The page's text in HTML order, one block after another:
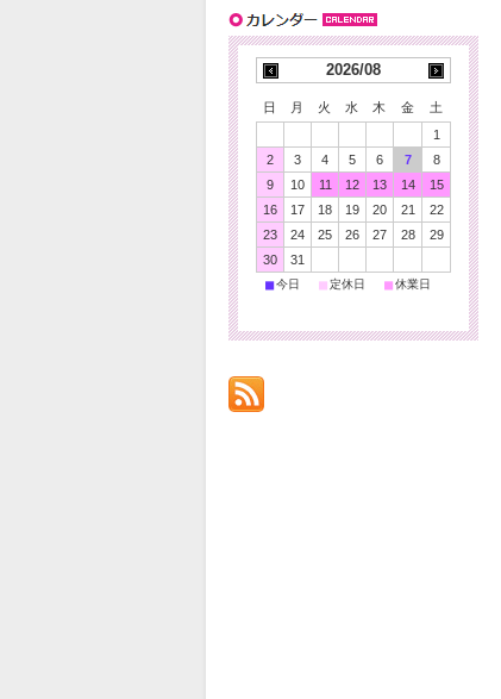
2026/08
日 月 火 水 木 金
土
1
2
3 4 5 6 7
8
9
10 11 12 13 14
15
16
17 18 19 20 21
22
23
24 25 26 27 28
29
30
31
■ 今日 ■ 定休日 ■ 休業日